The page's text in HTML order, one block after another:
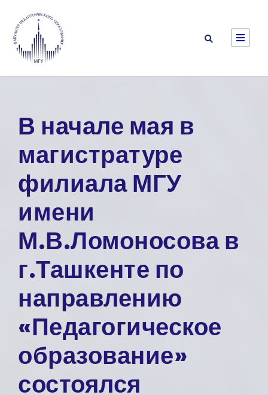
В начале мая в
магистратуре
филиала МГУ
имени
М.В.Ломоносова в
г.Ташкенте по
направлению
«Педагогическое
образование»
состоялся